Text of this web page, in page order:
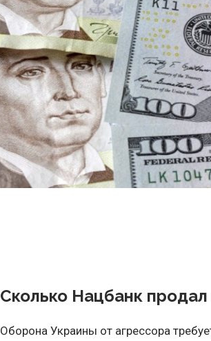
Сколько Нацбанк
Оборона Украины от агрессора